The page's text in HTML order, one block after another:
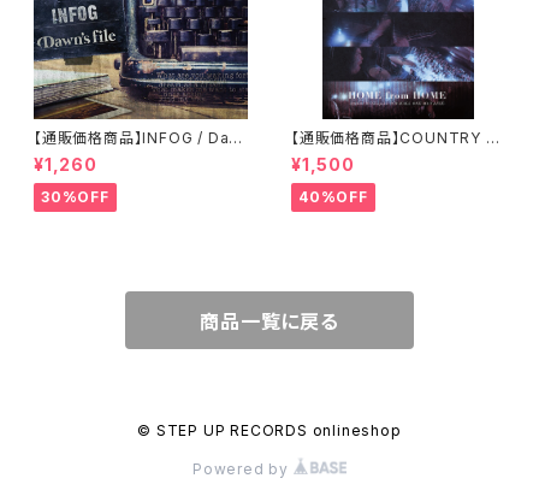
【通販価格商品】INFOG / Daw
n’s file
¥1,260
30%OFF
【通販価格商品】COUNTRY Y
ARD / HOME from HOME
¥1,500
40%OFF
商品一覧に戻る
© STEP UP RECORDS onlineshop
Powered by